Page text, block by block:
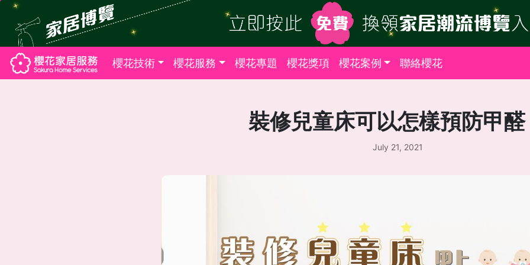
櫻花技術 櫻花服務 櫻花專題 櫻花獎項 櫻花案例 聯絡櫻花
裝修兒童床可以怎樣預防甲
July 21, 2021